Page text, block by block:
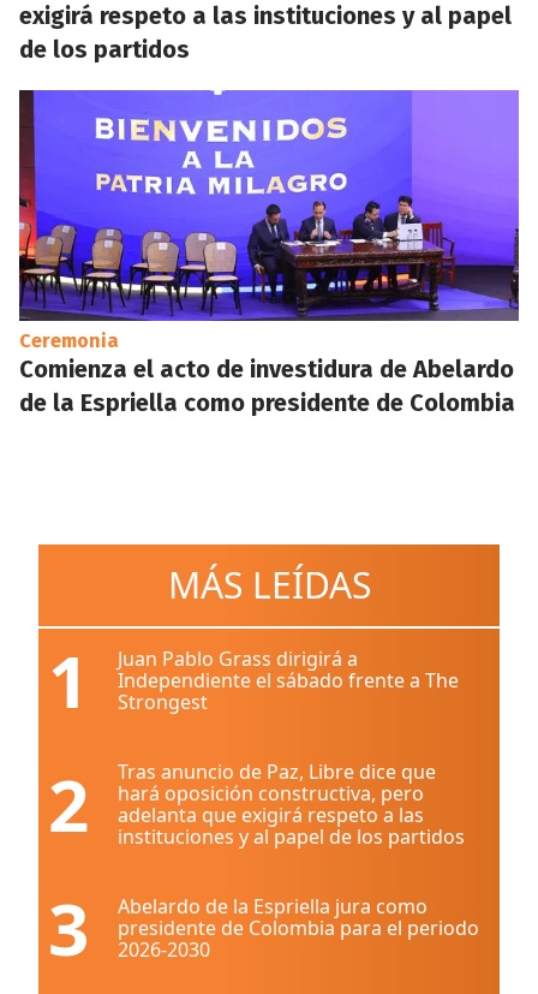
exigirá respeto a las instituciones y al papel
de los partidos
Ceremonia
Comienza el acto de investidura de Abelardo
de la Espriella como presidente de Colombia
MÁS LEÍDAS
1
Juan Pablo Grass dirigirá a
Independiente el sábado frente a The
Strongest
2
Tras anuncio de Paz, Libre dice que
hará oposición constructiva, pero
adelanta que exigirá respeto a las
instituciones y al papel de los partidos
3
Abelardo de la Espriella jura como
presidente de Colombia para el periodo
2026-2030